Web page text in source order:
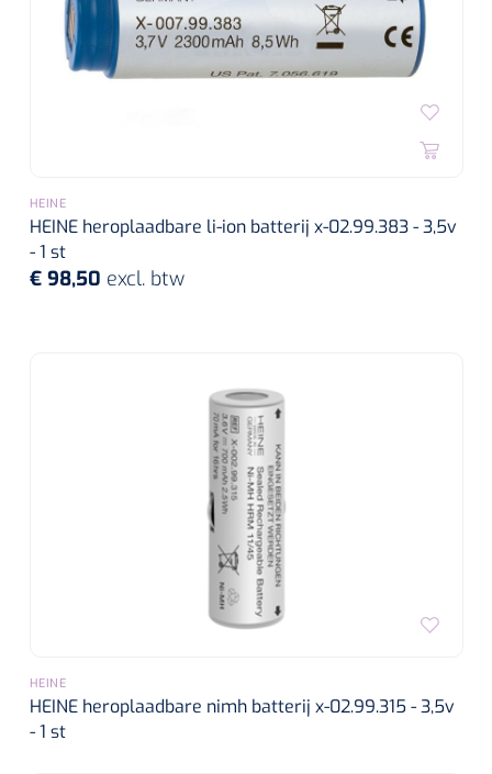
HEINE
HEINE heroplaadbare li-ion batterij x-02.99.383 - 3,5v
- 1 st
€ 98,50 excl. btw
HEINE
HEINE heroplaadbare nimh batterij x-02.99.315 - 3,5v
- 1 st